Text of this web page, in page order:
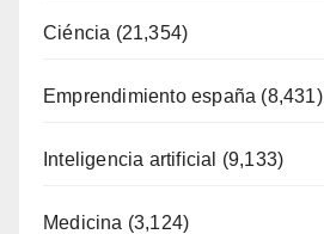
Ciéncia (21,354)
Emprendimiento españa (8,431)
Inteligencia artificial (9,133)
Medicina (3,124)